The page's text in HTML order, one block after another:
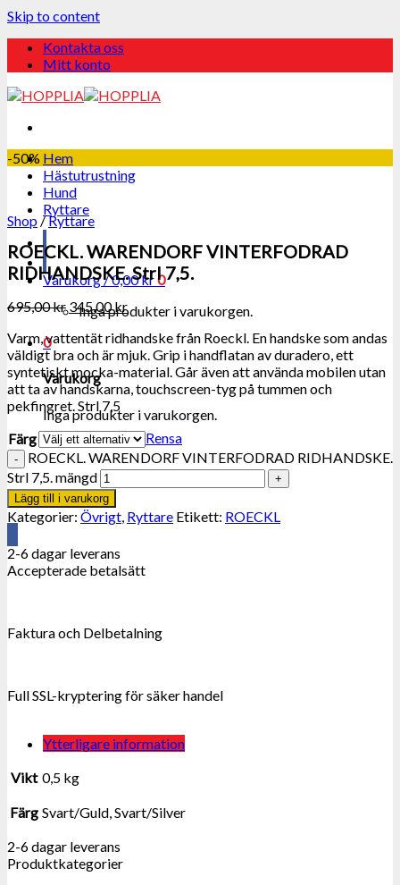
Skip to content
Kontakta oss
Mitt konto
Hem
Hästutrustning
Hund
Ryttare
Varukorg /0,00kr0
Inga produkter i varukorgen.
0
Varukorg
Inga produkter i varukorgen.
-50%
Shop /Ryttare
ROECKL. WARENDORF VINTERFODRAD
RIDHANDSKE. Strl 7,5.
695,00kr 345,00kr
Varm, vattentät ridhandske från Roeckl. En handske som andas
väldigt bra och är mjuk. Grip i handflatan av duradero, ett
syntetiskt mocka-material. Går även att använda mobilen utan
att ta av handskarna, touchscreen-tyg på tummen och
pekfingret. Strl 7,5
Färg
Rensa
ROECKL. WARENDORF VINTERFODRAD RIDHANDSKE.
Strl 7,5. mängd
Lägg till i varukorg
Kategorier: Övrigt, Ryttare Etikett: ROECKL
2-6 dagar leverans
Accepterade betalsätt
Faktura och Delbetalning
Full SSL-kryptering för säker handel
Ytterligare information
Vikt 0,5 kg
Färg Svart/Guld, Svart/Silver
2-6 dagar leverans
Produktkategorier